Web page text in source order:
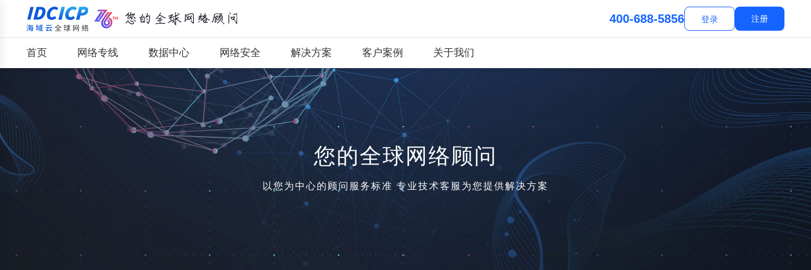
400-688-5856 登录 注册
首页 网络专线 数据中心 网络安全 解决方案 客户案例 关于我们
您的全球网络顾问
以您为中心的顾问服务标准 专业技术客服为您提供解决方案